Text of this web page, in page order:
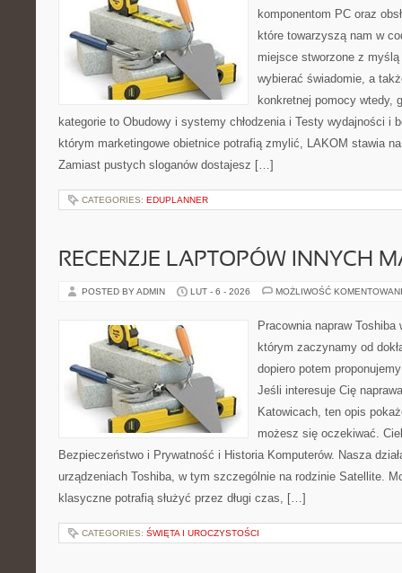
komponentom PC oraz
które towarzyszą nam w
miejsce stworzone z
wybierać świadomie, a
konkretnej pomocy wtedy,
kategorie to Obudowy i systemy chłodzenia i Testy wydajności i
którym marketingowe obietnice potrafią zmylić, LAKOM stawia
Zamiast pustych sloganów dostajesz […]
CATEGORIES: EDUPLANNER
RECENZJE LAPTOPÓW INNYCH
POSTED BY ADMIN LUT - 6 - 2026 MOŻLIWOŚĆ
Pracownia napraw
którym zaczynamy od
dopiero potem
Jeśli interesuje Cię
Katowicach, ten opis
możesz się oczekiwać.
Bezpieczeństwo i Prywatność i Historia Komputerów. Nasza
urządzeniach Toshiba, w tym szczególnie na rodzinie Satellite.
klasyczne potrafią służyć przez długi czas, […]
CATEGORIES: ŚWIĘTA I UROCZYSTOŚCI